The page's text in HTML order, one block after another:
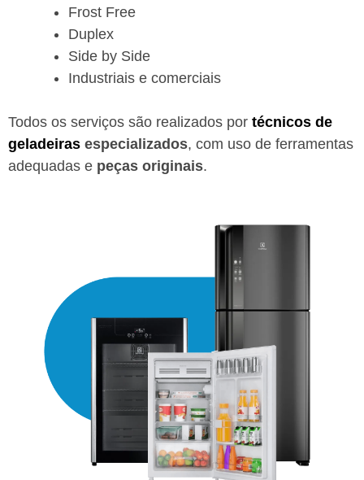
Frost Free
Duplex
Side by Side
Industriais e comerciais
Todos os serviços são realizados por técnicos de
geladeiras especializados, com uso de ferramentas
adequadas e peças originais.